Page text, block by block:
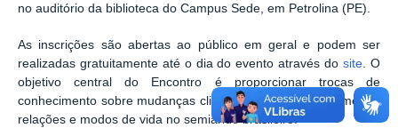
no auditório da biblioteca do Campus Sede, em Petrolina (PE).
As inscrições são abertas ao público em geral e podem ser
realizadas gratuitamente até o dia do evento através dosite. O
objetivo central do Encontro é proporcionar trocas de
conhecimento sobre mudanças climáticas e o desenvolvimento,
relações e modos de vida no semiárido brasileiro.